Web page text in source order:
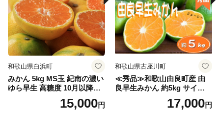
和歌山県白浜町
みかん 5kg MS玉 紀南の濃い
ゆら早生 高糖度 10月以降発
送 マルチ被覆栽培15,000円
和歌山県古座川町
≪秀品≫和歌山由良町産 由
良早生みかん 約5kg サイズお
まかせ【sml106C】17,000円